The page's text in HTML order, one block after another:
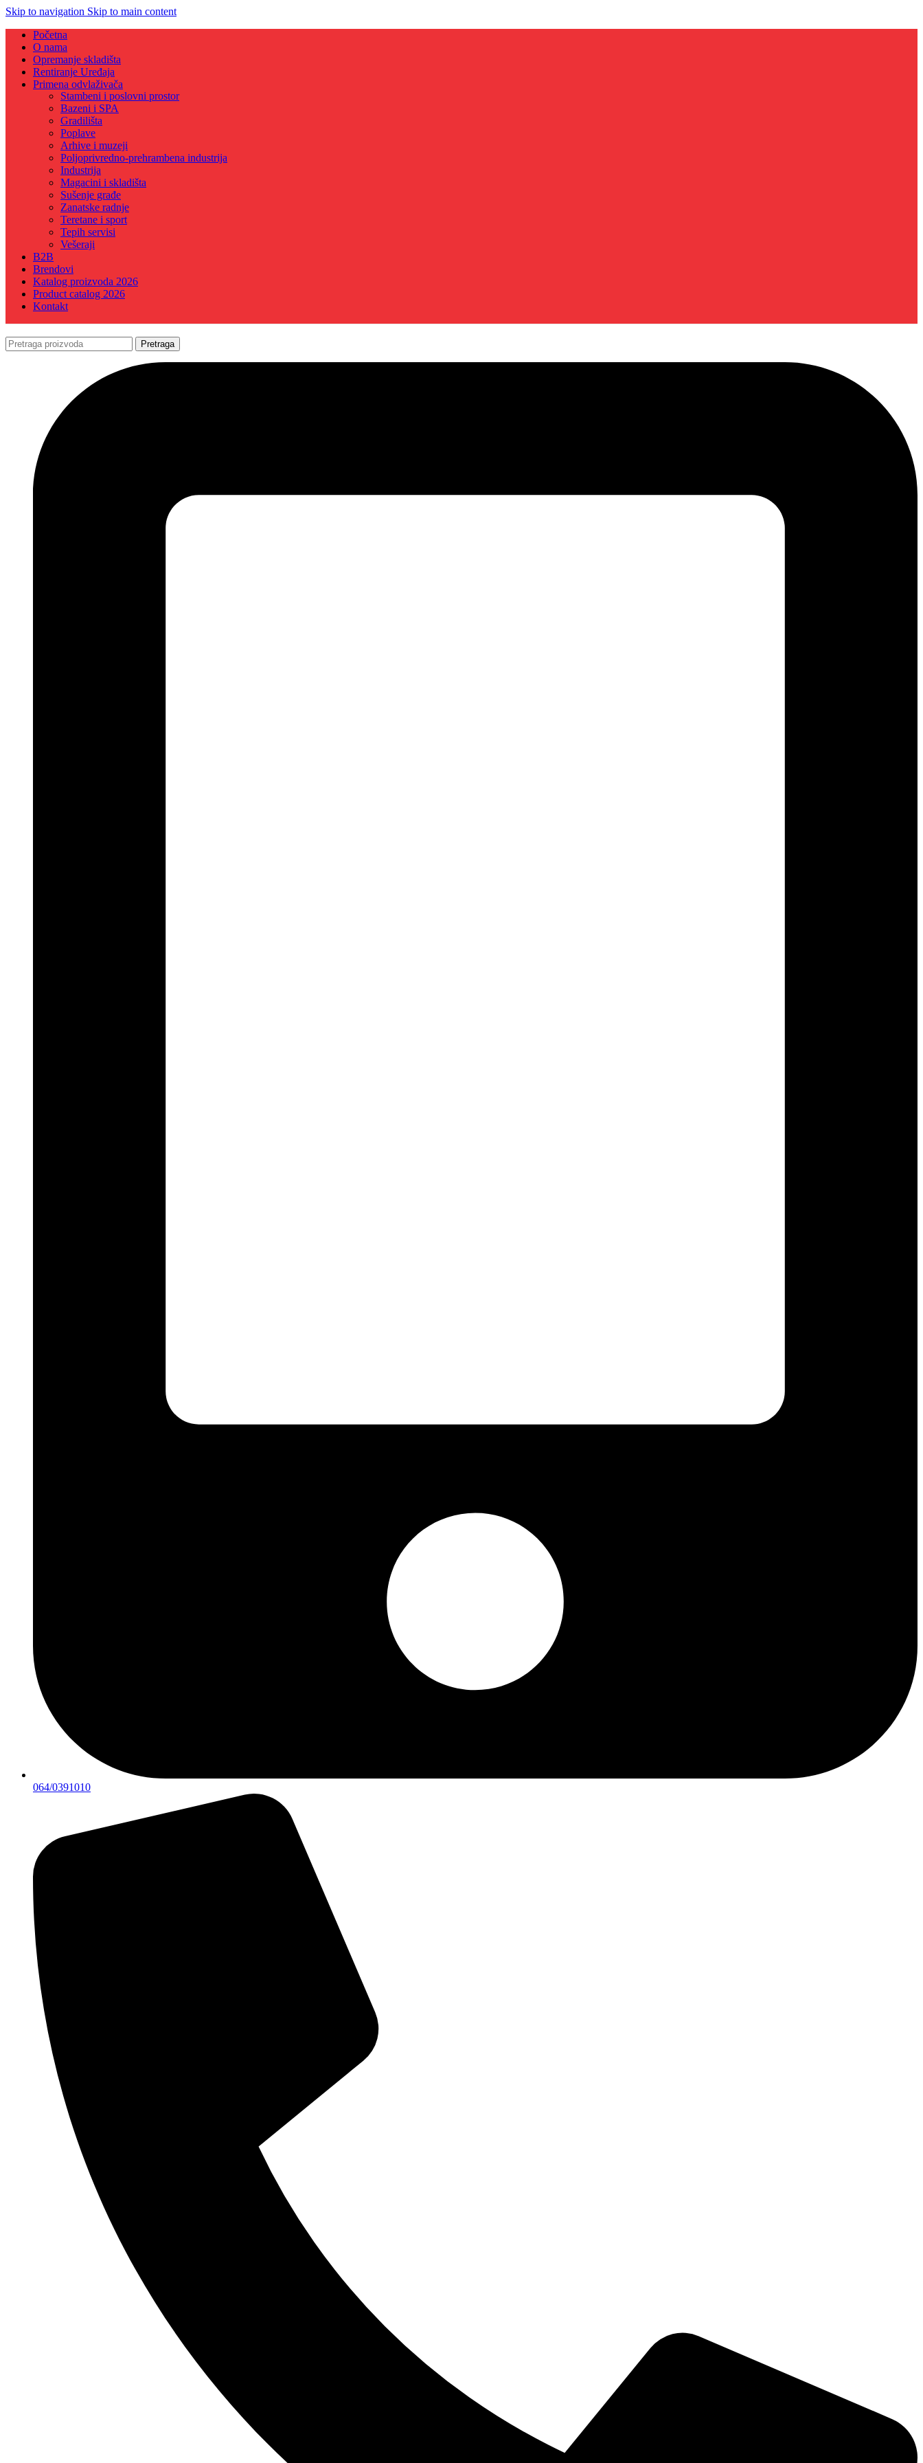
Skip to navigation Skip to main content
Početna
O nama
Opremanje skladišta
Rentiranje Uređaja
Primena odvlaživača
Stambeni i poslovni prostor
Bazeni i SPA
Gradilišta
Poplave
Arhive i muzeji
Poljoprivredno-prehrambena industrija
Industrija
Magacini i skladišta
Sušenje građe
Zanatske radnje
Teretane i sport
Tepih servisi
Vešeraji
B2B
Brendovi
Katalog proizvoda 2026
Product catalog 2026
Kontakt
Pretraga
064/0391010